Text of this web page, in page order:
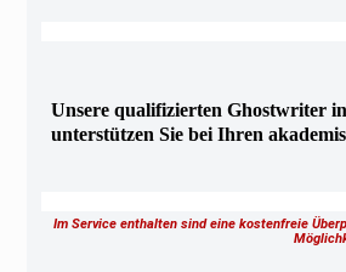
Unsere qualifizierten Ghostwriter
unterstützen Sie bei Ihren
Im Service enthalten sind eine kostenfreie